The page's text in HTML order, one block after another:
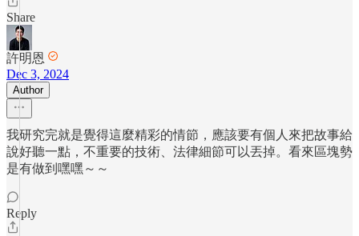
Share
許明恩
Dec 3, 2024
Author
我研究完就是覺得這麼精彩的情節，應該要有個人來把故事給
說好聽一點，不重要的技術、法律細節可以丟掉。看來區塊勢
是有做到嘿嘿～～
Reply